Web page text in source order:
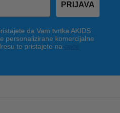
PRIJAVA
da Vam tvrtka AKIDS
personalizirane komercijalne
te pristajete na